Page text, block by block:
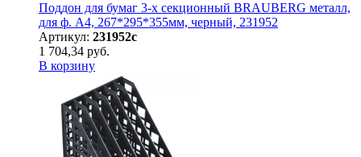
Поддон для бумаг 3-х секционный BRAUBERG металл,
для ф. А4, 267*295*355мм, черный, 231952
Артикул: 231952с
1 704,34 руб.
В корзину